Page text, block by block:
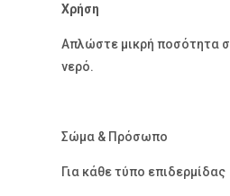
Χρήση
Απλώστε μικρή ποσότητα
νερό.
Σώμα & Πρόσωπο
Για κάθε τύπο επιδερμίδας